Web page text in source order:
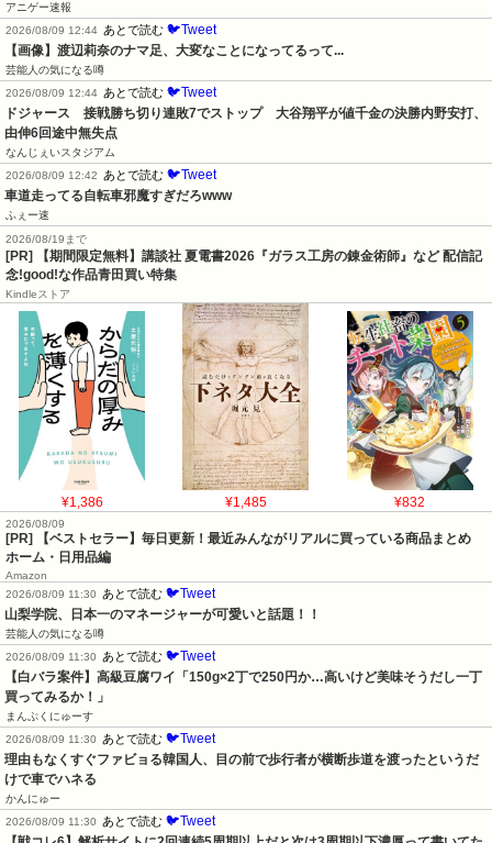
アニゲー速報
2026/08/09 12:44 あとで読む 🐦Tweet
【画像】渡辺莉奈のナマ足、大変なことになってるって...
芸能人の気になる噂
2026/08/09 12:44 あとで読む 🐦Tweet
ドジャース　接戦勝ち切り連敗7でストップ　大谷翔平が値千金の決勝内野安打、
由伸6回途中無失点
なんじぇいスタジアム
2026/08/09 12:42
あとで読む 🐦Tweet
車道走ってる自転車邪魔すぎだろwww
ふぇー速
2026/08/19まで
[PR] 【期間限定無料】講談社 夏電書2026『ガラス工房の錬金術師』など 配信記
念!good!な作品青田買い特集
Kindleストア
¥1,386 ¥1,485 ¥832
2026/08/09
[PR] 【ベストセラー】毎日更新！最近みんながリアルに買っている商品まとめ
ホーム・日用品編
Amazon
2026/08/09 11:30
あとで読む 🐦Tweet
山梨学院、日本一のマネージャーが可愛いと話題！！
芸能人の気になる噂
2026/08/09 11:30
あとで読む 🐦Tweet
【白バラ案件】高級豆腐ワイ「150g×2丁で250円か…高いけど美味そうだし一丁
買ってみるか！」
まんぷくにゅーす
2026/08/09 11:30
あとで読む 🐦Tweet
理由もなくすぐファビョる韓国人、目の前で歩行者が横断歩道を渡ったというだ
けで車でハネる
かんにゅー
2026/08/09 11:30
あとで読む 🐦Tweet